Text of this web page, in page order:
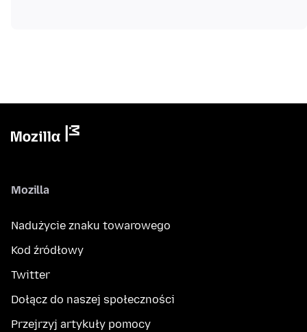
Mozilla
Nadużycie znaku towarowego
Kod źródłowy
Twitter
Dołącz do naszej społeczności
Przejrzyj artykuły pomocy